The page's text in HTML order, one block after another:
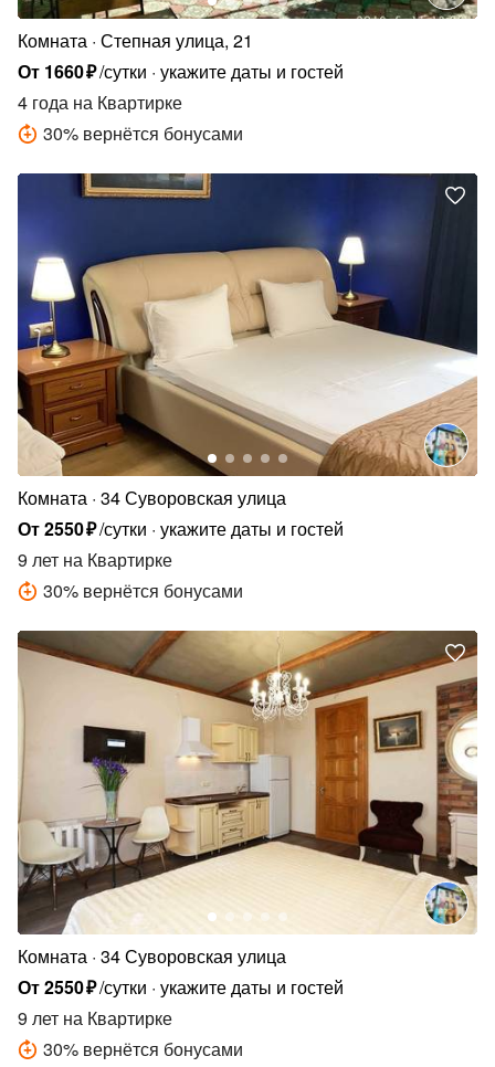
Комната Степная улица, 21
От 1660₽/сутки укажите даты и гостей
4 года на Квартирке
30% вернётся бонусами
Комната 34 Суворовская улица
От2550₽/сутки укажите даты и гостей
9 лет на Квартирке
30% вернётся бонусами
Комната 34 Суворовская улица
От2550₽/сутки укажите даты и гостей
9 лет на Квартирке
30% вернётся бонусами